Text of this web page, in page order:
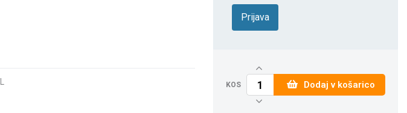
Prijava
KOS Dodaj v košarico